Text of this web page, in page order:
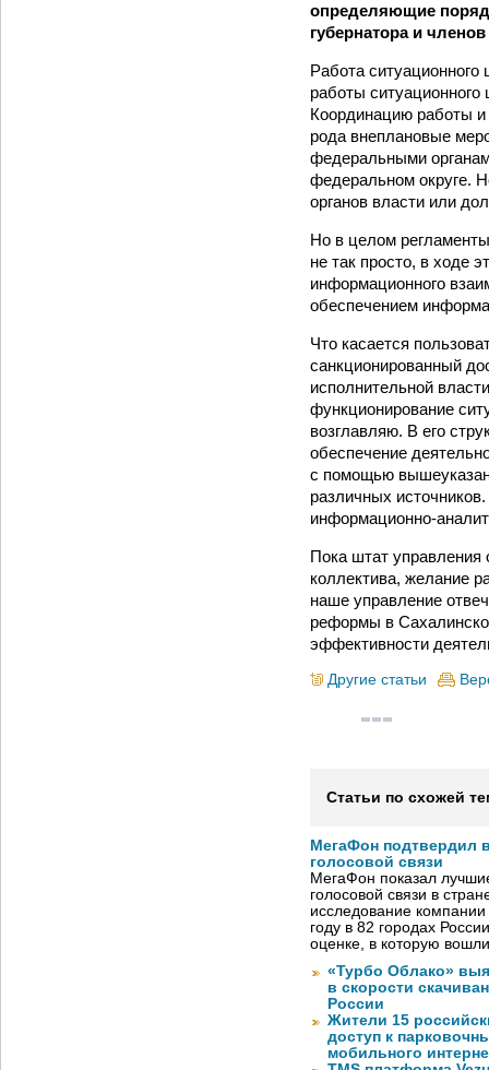
определяющие
губернатора и
Работа ситуационного
работы
Координацию работы и
рода внеплановые
федеральными
федеральном округе.
органов власти или
Но в целом
не так просто, в ходе
информационного
обеспечением
Что касается
санкционированный
исполнительной
функционирование
возглавляю. В его
обеспечение
с помощью
различных
информационно-
Пока штат управления
коллектива, желание
наше управление
реформы в
эффективности
Другие статьи
Статьи по схожей
МегаФон подтвердил
голосовой связи
МегаФон показал
голосовой связи в
исследование
году в 82 городах
оценке, в которую
«Турбо Облако»
в скорости
России
Жители 15
доступ к
мобильного